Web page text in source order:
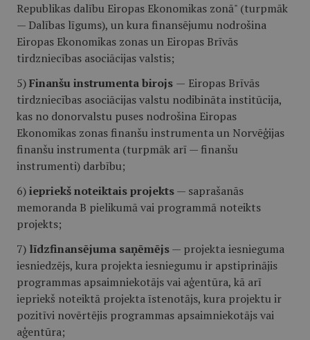
Republikas dalību Eiropas Ekonomikas zonā" (turpmāk
— Dalības līgums), un kura finansējumu nodrošina
Eiropas Ekonomikas zonas un Eiropas Brīvās
tirdzniecības asociācijas valstis;
5)Finanšu instrumenta birojs — Eiropas Brīvās
tirdzniecības asociācijas valstu nodibināta institūcija,
kas no donorvalstu puses nodrošina Eiropas
Ekonomikas zonas finanšu instrumenta un Norvēģijas
finanšu instrumenta (turpmāk arī — finanšu
instrumenti) darbību;
6)iepriekš noteiktais projekts— saprašanās
memoranda B pielikumā vai programmā noteikts
projekts;
7) līdzfinansējuma saņēmējs— projekta iesnieguma
iesniedzējs, kura projekta iesniegumu ir apstiprinājis
programmas apsaimniekotājs vai aģentūra, kā arī
iepriekš noteiktā projekta īstenotājs, kura projektu ir
pozitīvi novērtējis programmas apsaimniekotājs vai
aģentūra;